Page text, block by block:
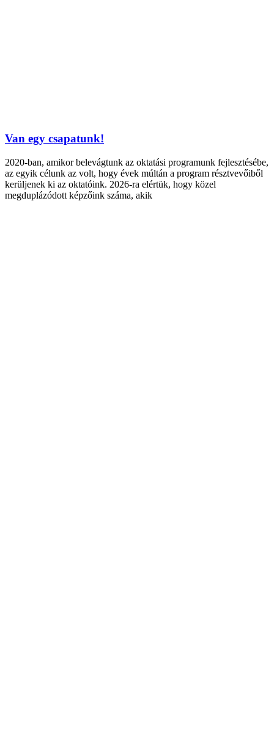
Van egy csapatunk!
2020-ban, amikor belevágtunk az oktatási programunk fejlesztésébe,
az egyik célunk az volt, hogy évek múltán a program résztvevőiből
kerüljenek ki az oktatóink. 2026-ra elértük, hogy közel
megduplázódott képzőink száma, akik